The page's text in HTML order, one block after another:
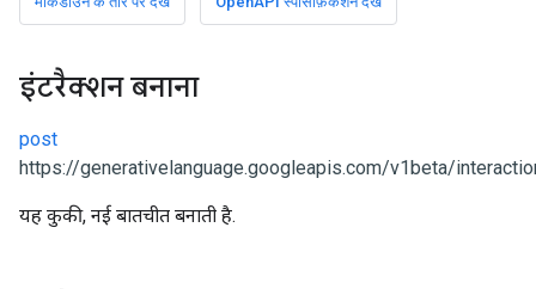
इंटरैक्शन बनाना
post
https://generativelanguage.googleapis.com/v1beta/
यह कुकी, नई बातचीत बनाती है.